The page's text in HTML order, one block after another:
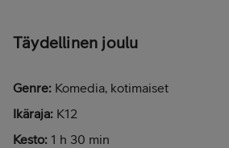
Täydellinen joulu
Genre: Komedia, kotimaiset
Ikäraja: K12
Kesto: 1 h 30 min